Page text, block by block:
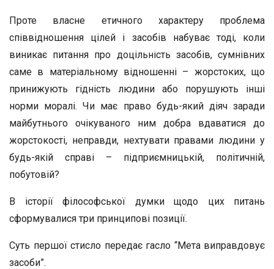
Проте власне етичного характеру проблема
співвідношення цілей і засобів набуває тоді, коли
виникає питання про доцільність засобів, сумнівних
саме в матеріальному відношенні – жорстоких, що
принижують гідність людини або порушують інші
норми моралі. Чи має право будь-який діяч заради
майбутнього очікуваного ним добра вдаватися до
жорстокості, неправди, нехтувати правами людини у
будь-якій справі – підприємницькій, політичній,
побутовій?
В історії філософської думки щодо цих питань
сформувалися три принципові позиції.
Суть першої стисло передає гасло “Мета виправдовує
засоби”.